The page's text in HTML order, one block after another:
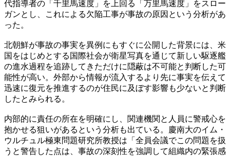
代指導者の「千里馬速度」を上回る「万里馬速度」をスロー
ガンとし、これによる欠陥工事が事故の原因という分析があ
った。
北朝鮮が事故の事実を異例にもすぐに公開した背景には、米
国をはじめとする国際社会が衛星写真を通じて新しい駆逐艦
の進水過程を追跡してきただけに隠蔽は不可能と判断した可
能性が高い。外部から情報が流入するより先に事実を伝えて
迅速に復元を推進するのが住民に及ぼす影響も少ないと判断
したとみられる。
内部的に責任の所在を明確にし、関連機関と人員に警戒心を
抱かせる狙いがあるという分析も出ている。慶南大のイム・
ウルチュル極東問題研究所教授は「全員会議でこの問題を扱
うと警告した点は、事故の深刻性を強調して組織内の緊張感